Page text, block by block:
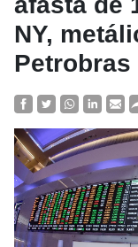
NY,
Petrobras